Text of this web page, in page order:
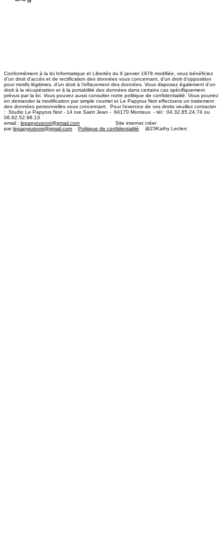
Conformément à la loi Informatique et Libertés du 6 janvier 1978 modifiée, vous bénéficiez
d’un droit d’accès et de rectification des données vous concernant, d’un droit d’opposition
pour motifs légitimes, d’un droit à l’effacement des données. Vous disposez également d’un
droit à la récupération et à la portabilité des données dans certains cas spécifiquement
prévus par la loi. Vous pouvez aussi consulter notre politique de confidentialité. Vous pourrez
en demander la modification par simple courriel et Le Papyrus Noir effectuera un traitement
des données personnelles vous concernant. Pour l’exercice de vos droits veuillez contacter
: Studio Le Papyrus Noir - 14 rue Saint Jean - 84170 Monteux - tél : 04.32.85.24.74 ou
06.62.52.98.13
email : lepapyrusnoir@gmail.com ​ Site internet créer
parlepapyrusnoir@gmail.com Politique de confidentialité @23Kathy Leclerc